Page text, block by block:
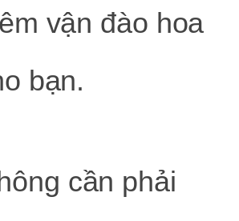
vận đào hoa
bạn.
cần phải